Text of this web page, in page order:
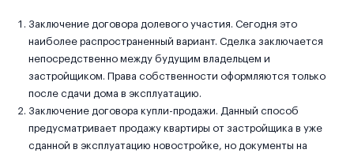
Заключение договора долевого участия. Сегодня это
наиболее распространенный вариант. Сделка заключается
непосредственно между будущим владельцем и
застройщиком. Права собственности оформляются только
после сдачи дома в эксплуатацию.
Заключение договора купли-продажи. Данный способ
предусматривает продажу квартиры от застройщика в уже
сданной в эксплуатацию новостройке, но документы на